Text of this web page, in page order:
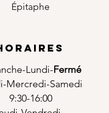
Épitaphe
Lundi-Fermé
Mercredi-Samedi
9:30-16:00